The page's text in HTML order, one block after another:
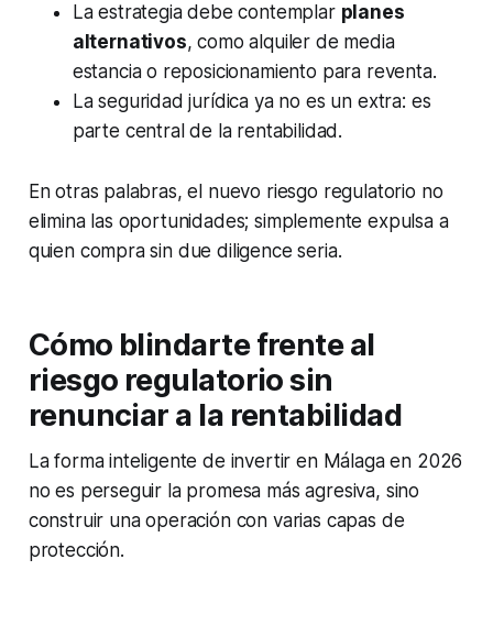
La estrategia debe contemplar planes
alternativos, como alquiler de media
estancia o reposicionamiento para reventa.
La seguridad jurídica ya no es un extra: es
parte central de la rentabilidad.
En otras palabras, el nuevo riesgo regulatorio no
elimina las oportunidades; simplemente expulsa a
quien compra sin due diligence seria.
Cómo blindarte frente al
riesgo regulatorio sin
renunciar a la rentabilidad
La forma inteligente de invertir en Málaga en 2026
no es perseguir la promesa más agresiva, sino
construir una operación con varias capas de
protección.